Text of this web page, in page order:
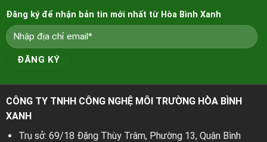
Đăng ký để nhận bản tin mới nhất từ Hòa Bình Xanh
CÔNG TY TNHH CÔNG NGHỆ MÔI TRƯỜNG HÒA BÌNH
XANH
Trụ sở: 69/18 Đặng Thùy Trâm, Phường 13, Quận Bình